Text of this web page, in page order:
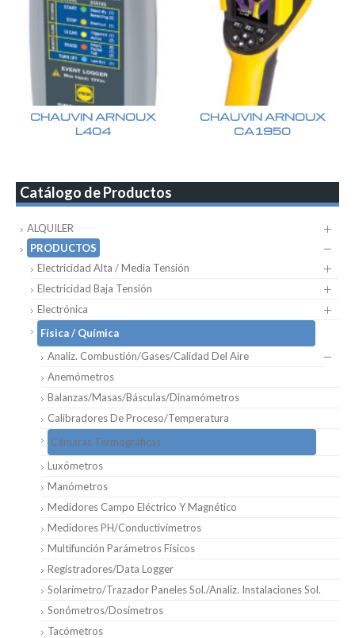
CHAUVIN ARNOUX
L404
CHAUVIN ARNOUX
CA1950
Catálogo de Productos
ALQUILER
PRODUCTOS
Electricidad Alta / Media Tensión
Electricidad Baja Tensión
Electrónica
Física / Química
Analiz. Combustión/Gases/Calidad Del Aire
Anemómetros
Balanzas/Masas/Básculas/Dinamómetros
Calibradores De Proceso/Temperatura
Cámaras Termográficas
Luxómetros
Manómetros
Medidores Campo Eléctrico Y Magnético
Medidores PH/Conductivímetros
Multifunción Parámetros Físicos
Registradores/Data Logger
Solarímetro/Trazador Paneles Sol./Analiz. Instalaciones Sol.
Sonómetros/Dosímetros
Tacómetros